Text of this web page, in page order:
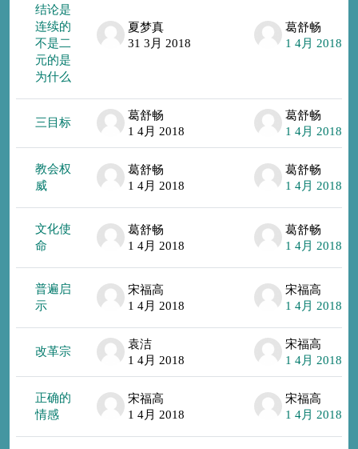
结论是
连续的
不是二
元的是
为什么
夏梦真
31 3月 2018
葛舒畅
1 4月 2018
三目标
葛舒畅
1 4月 2018
葛舒畅
1 4月 2018
教会权
威
葛舒畅
1 4月 2018
葛舒畅
1 4月 2018
文化使
命
葛舒畅
1 4月 2018
葛舒畅
1 4月 2018
普遍启
示
宋福高
1 4月 2018
宋福高
1 4月 2018
改革宗
袁洁
1 4月 2018
宋福高
1 4月 2018
正确的
情感
宋福高
1 4月 2018
宋福高
1 4月 2018